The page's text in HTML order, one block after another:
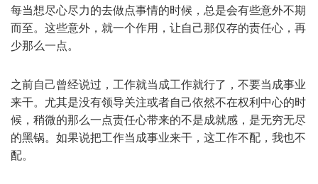
每当想尽心尽力的去做点事情的时候，总是会有些意外不期
而至。这些意外，就一个作用，让自己那仅存的责任心，再
少那么一点。
之前自己曾经说过，工作就当成工作就行了，不要当成事业
来干。尤其是没有领导关注或者自己依然不在权利中心的时
候，稍微的那么一点责任心带来的不是成就感，是无穷无尽
的黑锅。如果说把工作当成事业来干，这工作不配，我也不
配。